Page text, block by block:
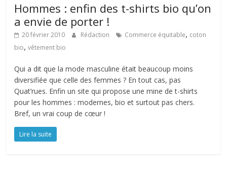
Hommes : enfin des t-shirts bio qu’on
a envie de porter !
20 février 2010 Rédaction Commerce équitable, coton
bio,vêtement bio
Qui a dit que la mode masculine était beaucoup moins
diversifiée que celle des femmes ? En tout cas, pas
Quat’rues. Enfin un site qui propose une mine de t-shirts
pour les hommes : modernes, bio et surtout pas chers.
Bref, un vrai coup de cœur !
Lire la suite